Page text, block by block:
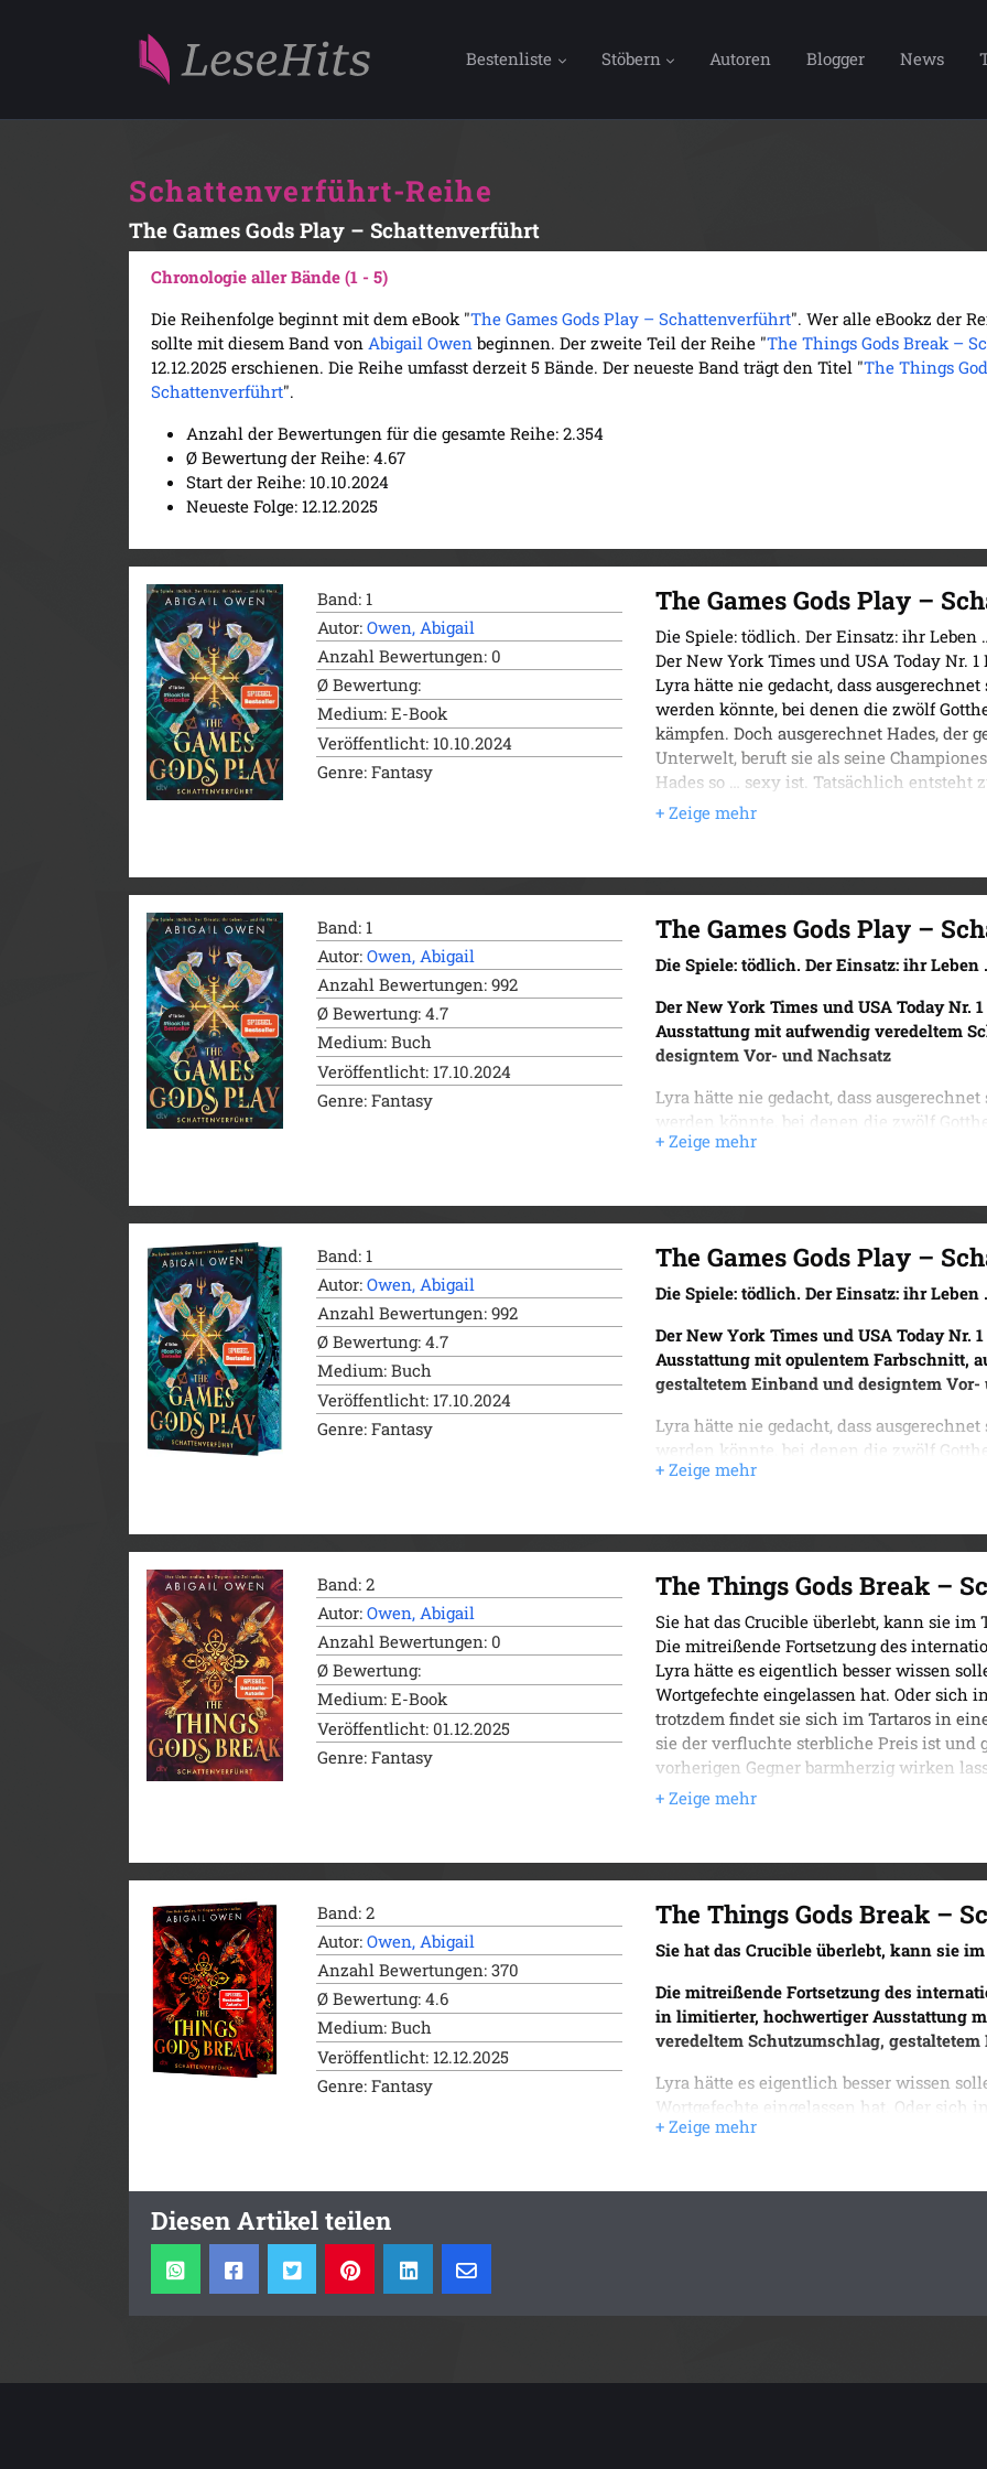
Bestenliste Stöbern Autoren Blogger News
Schattenverführt-Reihe
The Games Gods Play – Schattenverführt
Chronologie aller Bände (1 - 5)
Die Reihenfolge beginnt mit dem eBook "The Games Gods Play – Schattenverführt". Wer alle eBookz der
sollte mit diesem Band von Abigail Owen beginnen. Der zweite Teil der Reihe "The Things Gods Break –
12.12.2025 erschienen. Die Reihe umfasst derzeit 5 Bände. Der neueste Band trägt den Titel "The Things
Schattenverführt".
Anzahl der Bewertungen für die gesamte Reihe: 2.354
Ø Bewertung der Reihe: 4.67
Start der Reihe: 10.10.2024
Neueste Folge: 12.12.2025
Band: 1
Autor:Owen, Abigail
Anzahl Bewertungen: 0
Ø Bewertung:
Medium: E-Book
Veröffentlicht: 10.10.2024
Genre: Fantasy
The Games Gods Play –
Die Spiele: tödlich. Der Einsatz: ihr Leben
Der New York Times und USA Today Nr. 1
Lyra hätte nie gedacht, dass
werden könnte, bei denen die zwölf
kämpfen. Doch ausgerechnet Hades, der
Unterwelt, beruft sie als seine
Hades so … sexy ist. Tatsächlich entsteht
Nähe, je länger die Spiele andauern und
Hades spielt aus ganz eigenen Motiven
Eine epische Romantasy mit
Band: 1
Autor:Owen, Abigail
Anzahl Bewertungen: 992
Ø Bewertung: 4.7
Medium: Buch
Veröffentlicht: 17.10.2024
Genre: Fantasy
The Games Gods Play –
Die Spiele: tödlich. Der Einsatz: ihr
Der New York Times und USA Today
Ausstattung mit aufwendig veredeltem
designtem Vor- und Nachsatz
Lyra hätte nie gedacht, dass
werden könnte, bei denen die zwölf
kämpfen. Doch ausgerechnet Hades, der
Nähe, je länger die Spiele andauern und
Hades spielt aus ganz eigenen Motiven
Hinsicht gefährlich werden …
Eine epische Romantasy mit
einer faszinierenden Welt inspriert von
Band: 1
Autor:Owen, Abigail
Anzahl Bewertungen: 992
Ø Bewertung: 4.7
Medium: Buch
Veröffentlicht: 17.10.2024
Genre: Fantasy
The Games Gods Play –
Die Spiele: tödlich. Der Einsatz: ihr
Der New York Times und USA Today
Ausstattung mit opulentem Farbschnitt,
gestaltetem Einband und designtem Vor-
Lyra hätte nie gedacht, dass
werden könnte, bei denen die zwölf
kämpfen. Doch ausgerechnet Hades, der
Nähe, je länger die Spiele andauern und
Hades spielt aus ganz eigenen Motiven
Hinsicht gefährlich werden …
Eine epische Romantasy mit
einer faszinierenden Welt inspriert von
Band: 2
Autor:Owen, Abigail
Anzahl Bewertungen: 0
Ø Bewertung:
Medium: E-Book
Veröffentlicht: 01.12.2025
Genre: Fantasy
The Things Gods Break –
Sie hat das Crucible überlebt, kann sie im
Die mitreißende Fortsetzung des
Lyra hätte es eigentlich besser wissen
Wortgefechte eingelassen hat. Oder sich
trotzdem findet sie sich im Tartaros in
sie der verfluchte sterbliche Preis ist und
vorherigen Gegner barmherzig wirken
Titanen, die nach Jahrhunderten in
befreien, ohne die Titanen entkommen
Toten die Welt in Schutt und Asche legen.
Gods Play zu einem unvergesslichen
Wedekind von @jessiwede.books über
Band: 2
Autor:Owen, Abigail
Anzahl Bewertungen: 370
Ø Bewertung: 4.6
Medium: Buch
Veröffentlicht: 12.12.2025
Genre: Fantasy
The Things Gods Break –
Sie hat das Crucible überlebt, kann sie
Die mitreißende Fortsetzung des
in limitierter, hochwertiger Ausstattung
veredeltem Schutzumschlag,
Lyra hätte es eigentlich besser wissen
Wortgefechte eingelassen hat. Oder sich
trotzdem findet sie sich im Tartaros in
Gods Playzu einem unvergesslichen
Diesen Artikel teilen